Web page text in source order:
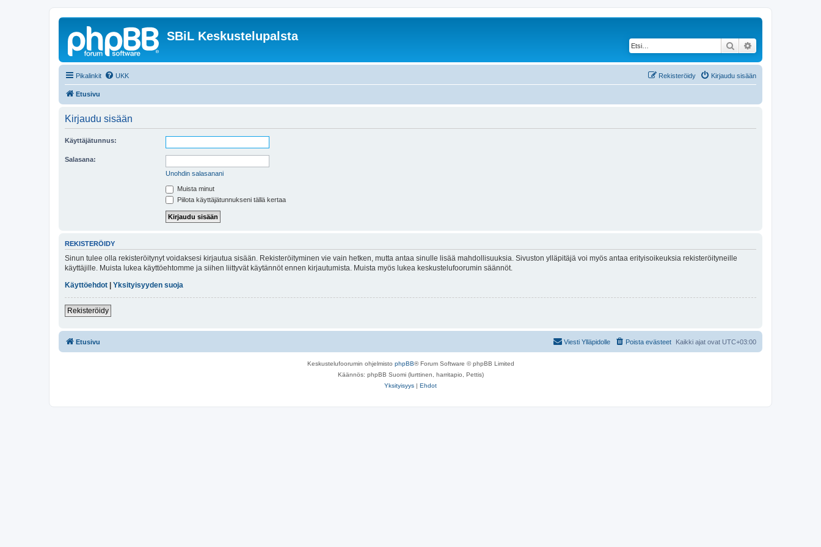
SBiL Keskustelupalsta
Etsi
Pikalinkit UKK Kirjaudu sisään
Rekisteröidy
Etusivu
Kirjaudu sisään
Käyttäjätunnus:
Salasana:
Unohdin salasanani
Muista minut
Piilota käyttäjätunnukseni tällä kertaa
REKISTERÖIDY
Sinun tulee olla rekisteröitynyt voidaksesi kirjautua sisään. Rekisteröityminen vie vain hetken, mutta antaa sinulle lisää mahdollisuuksia. Sivuston ylläpitäjä voi myös antaa erityisoikeuksia rekisteröityneille
käyttäjille. Muista lukea käyttöehtomme ja siihen liittyvät käytännöt ennen kirjautumista. Muista myös lukea keskustelufoorumin säännöt.
Käyttöehdot | Yksityisyyden suoja
Rekisteröidy
Etusivu Kaikki ajat ovat UTC+03:00
Poista evästeet
Viesti Ylläpidolle
Keskustelufoorumin ohjelmisto phpBB® Forum Software © phpBB Limited
Käännös: phpBB Suomi (lurttinen, harritapio, Pettis)
Yksityisyys | Ehdot